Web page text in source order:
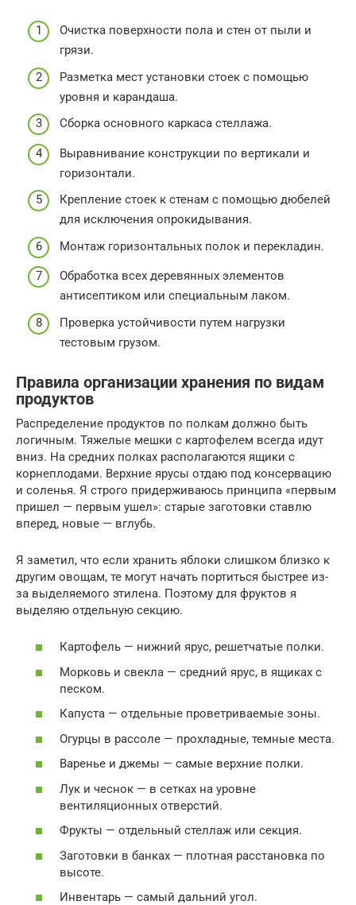
Очистка поверхности пола и стен от пыли и
грязи.
Разметка мест установки стоек с помощью
уровня и карандаша.
Сборка основного каркаса стеллажа.
Выравнивание конструкции по вертикали и
горизонтали.
Крепление стоек к стенам с помощью дюбелей
для исключения опрокидывания.
Монтаж горизонтальных полок и перекладин.
Обработка всех деревянных элементов
антисептиком или специальным лаком.
Проверка устойчивости путем нагрузки
тестовым грузом.
Правила организации хранения по видам
продуктов
Распределение продуктов по полкам должно быть
логичным. Тяжелые мешки с картофелем всегда идут
вниз. На средних полках располагаются ящики с
корнеплодами. Верхние ярусы отдаю под консервацию
и соленья. Я строго придерживаюсь принципа «первым
пришел — первым ушел»: старые заготовки ставлю
вперед, новые — вглубь.
Я заметил, что если хранить яблоки слишком близко к
другим овощам, те могут начать портиться быстрее из-
за выделяемого этилена. Поэтому для фруктов я
выделяю отдельную секцию.
Картофель — нижний ярус, решетчатые полки.
Морковь и свекла — средний ярус, в ящиках с
песком.
Капуста — отдельные проветриваемые зоны.
Огурцы в рассоле — прохладные, темные места.
Варенье и джемы — самые верхние полки.
Лук и чеснок — в сетках на уровне
вентиляционных отверстий.
Фрукты — отдельный стеллаж или секция.
Заготовки в банках — плотная расстановка по
высоте.
Инвентарь — самый дальний угол.